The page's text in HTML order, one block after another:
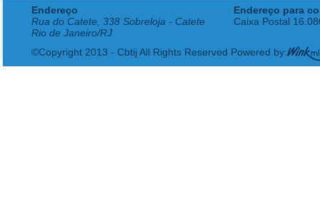
Endereço
Rua do Catete, 338 Sobreloja - Catete
Rio de Janeiro/RJ
Endereço para
Caixa Postal
©Copyright 2013 - Cbtij All Rights Reserved Powered by: